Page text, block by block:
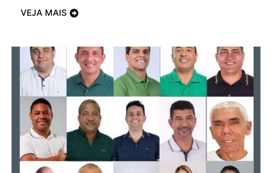
VEJA MAIS